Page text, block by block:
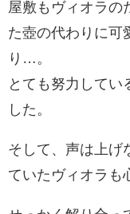
屋敷もヴィオラの
た壺の代わりに可
り…。
とても努力してい
した。
そして、声は上げ
ていたヴィオラも